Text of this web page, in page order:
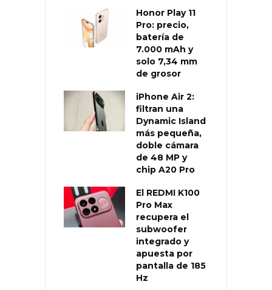
Honor Play 11
Pro: precio,
batería de
7.000 mAh y
solo 7,34 mm
de grosor
iPhone Air 2:
filtran una
Dynamic Island
más pequeña,
doble cámara
de 48 MP y
chip A20 Pro
El REDMI K100
Pro Max
recupera el
subwoofer
integrado y
apuesta por
pantalla de 185
Hz